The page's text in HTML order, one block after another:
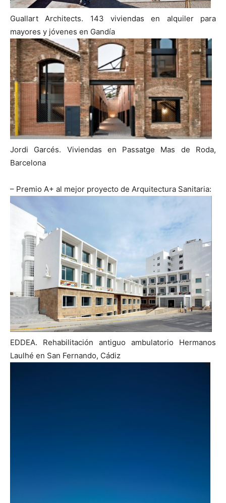
Guallart Architects. 143 viviendas en alquiler para
mayores y jóvenes en Gandía
Jordi Garcés. Viviendas en Passatge Mas de Roda,
Barcelona
– Premio A+ al mejor proyecto de Arquitectura Sanitaria:
EDDEA. Rehabilitación antiguo ambulatorio Hermanos
Laulhé en San Fernando, Cádiz